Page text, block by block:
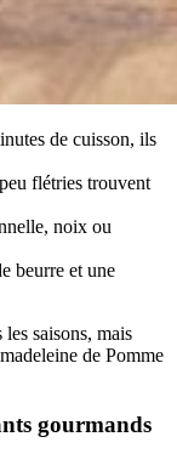
de cuisson, ils
flétries trouvent
noix ou
beurre et une
saisons, mais
de Pomme
gourmands